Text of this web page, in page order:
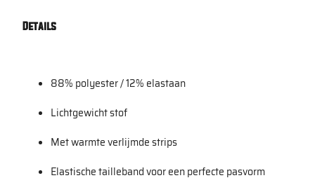
Details
88% polyester / 12% elastaan
Lichtgewicht stof
Met warmte verlijmde strips
Elastische tailleband voor een perfecte pasvorm